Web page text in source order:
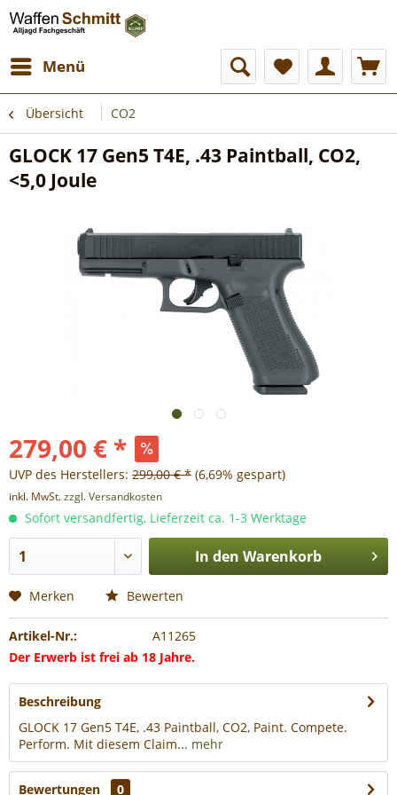
Menü
Übersicht CO2
GLOCK 17 Gen5 T4E, .43 Paintball, CO2,
<5,0 Joule
279,00 € *
UVP des Herstellers: 299,00 € * (6,69% gespart)
inkl. MwSt.zzgl. Versandkosten
Sofort versandfertig, Lieferzeit ca. 1-3 Werktage
In den Warenkorb
Merken Bewerten
Artikel-Nr.:
A11265
Der Erwerb ist frei ab 18 Jahre.
Beschreibung
GLOCK 17 Gen5 T4E, .43 Paintball, CO2, Paint. Compete.
Perform. Mit diesem Claim... mehr
Bewertungen 0